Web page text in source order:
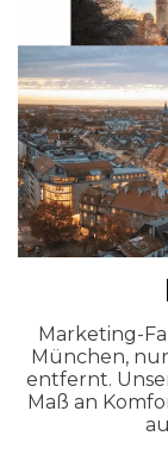
Marketing-
München,
entfernt.
Maß an